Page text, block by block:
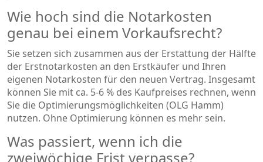
Wie hoch sind die Notarkosten
genau bei einem Vorkaufsrecht?
Sie setzen sich zusammen aus der Erstattung der Hälfte
der Erstnotarkosten an den Erstkäufer und Ihren
eigenen Notarkosten für den neuen Vertrag. Insgesamt
können Sie mit ca. 5-6 % des Kaufpreises rechnen, wenn
Sie die Optimierungsmöglichkeiten (OLG Hamm)
nutzen. Ohne Optimierung können es mehr sein.
Was passiert, wenn ich die
zweiwöchige Frist verpasse?